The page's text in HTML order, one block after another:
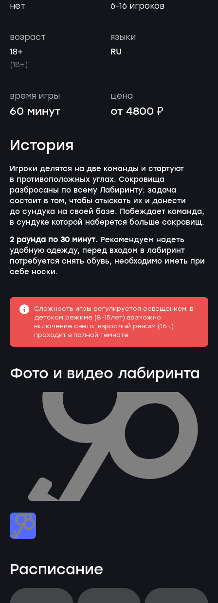
нет
6-16 игроков
языки
RU
возраст
18+
(18+)
время игры
60 минут
цена
от 4800 ₽
История
Игроки делятся на две команды и стартуют
в противоположных углах. Сокровища
разбросаны по всему Лабиринту: задача
состоит в том, чтобы отыскать их и донести
до сундука на своей базе. Побеждает команда,
в сундуке которой наберется больше сокровищ.
2 раунда по 30 минут. Рекомендуем надеть
удобную одежду, перед входом в лабиринт
потребуется снять обувь, необходимо иметь при
себе носки.
Сложность игры регулируется освещением: в
детском режиме (8-15лет) возможно
включение света, взрослый режим (16+)
проходит в полной темноте
Фото и видео лабиринта
Расписание